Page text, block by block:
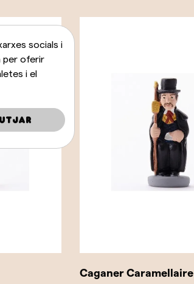
Caganer Caramellaire
socials i
per oferir
i el